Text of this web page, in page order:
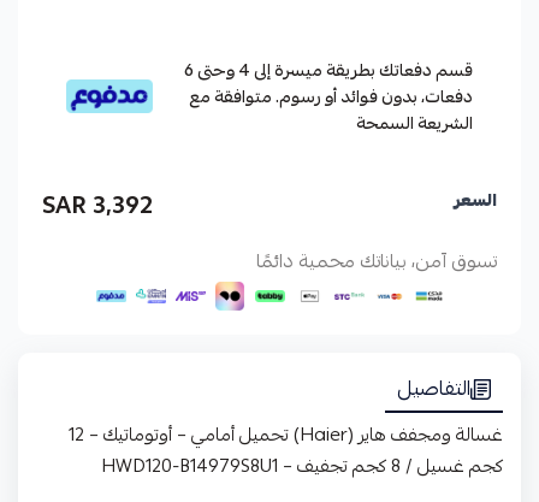
قسم دفعاتك بطريقة ميسرة إلى 4 وحتى 6
دفعات، بدون فوائد أو رسوم. متوافقة مع
الشريعة السمحة
السعر 3,392 SAR
تسوق آمن، بياناتك محمية دائمًا
التفاصيل
غسالة ومجفف هاير (Haier) تحميل أمامي – أوتوماتيك – 12
كجم غسيل / 8 كجم تجفيف – HWD120-B14979S8U1